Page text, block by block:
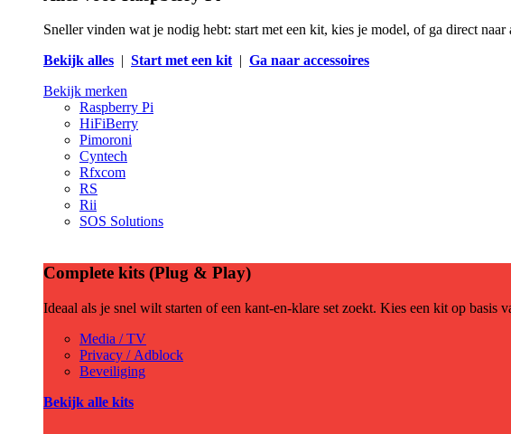
Sneller vinden wat je nodig hebt: start met een kit, kies je model, of ga direct
Bekijk alles | Start met een kit| Ga naar accessoires
Bekijk merken
Raspberry Pi
HiFiBerry
Pimoroni
Cyntech
Rfxcom
RS
Rii
SOS Solutions
Complete kits (Plug & Play)
Ideaal als je snel wilt starten of een kant-en-klare set zoekt. Kies een kit op basis
Media / TV
Privacy / Adblock
Beveiliging
Bekijk alle kits